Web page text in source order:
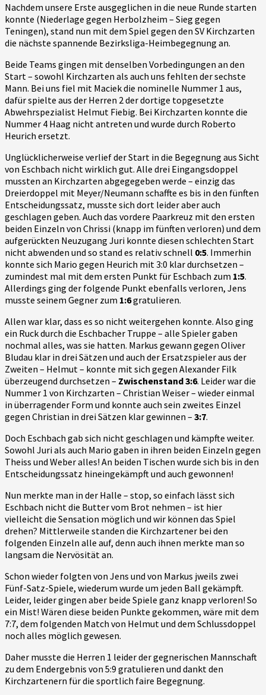
Nachdem unsere Erste ausgeglichen in die neue Runde starten
konnte (Niederlage gegen Herbolzheim – Sieg gegen
Teningen), stand nun mit dem Spiel gegen den SV Kirchzarten
die nächste spannende Bezirksliga-Heimbegegnung an.
Beide Teams gingen mit denselben Vorbedingungen an den
Start – sowohl Kirchzarten als auch uns fehlten der sechste
Mann. Bei uns fiel mit Maciek die nominelle Nummer 1 aus,
dafür spielte aus der Herren 2 der dortige topgesetzte
Abwehrspezialist Helmut Fiebig. Bei Kirchzarten konnte die
Nummer 4 Haag nicht antreten und wurde durch Roberto
Heurich ersetzt.
Unglücklicherweise verlief der Start in die Begegnung aus Sicht
von Eschbach nicht wirklich gut. Alle drei Eingangsdoppel
mussten an Kirchzarten abgegegeben werde – einzig das
Dreierdoppel mit Meyer/Neumann schaffte es bis in den fünften
Entscheidungssatz, musste sich dort leider aber auch
geschlagen geben. Auch das vordere Paarkreuz mit den ersten
beiden Einzeln von Chrissi (knapp im fünften verloren) und dem
aufgerückten Neuzugang Juri konnte diesen schlechten Start
nicht abwenden und so stand es relativ schnell 0:5. Immerhin
konnte sich Mario gegen Heurich mit 3:0 klar durchsetzen –
zumindest mal mit dem ersten Punkt für Eschbach zum 1:5.
Allerdings ging der folgende Punkt ebenfalls verloren, Jens
musste seinem Gegner zum 1:6gratulieren.
Allen war klar, dass es so nicht weitergehen konnte. Also ging
ein Ruck durch die Eschbacher Truppe – alle Spieler gaben
nochmal alles, was sie hatten. Markus gewann gegen Oliver
Bludau klar in drei Sätzen und auch der Ersatzspieler aus der
Zweiten – Helmut – konnte mit sich gegen Alexander Filk
überzeugend durchsetzen – Zwischenstand 3:6. Leider war die
Nummer 1 von Kirchzarten – Christian Weiser – wieder einmal
in überragender Form und konnte auch sein zweites Einzel
gegen Christian in drei Sätzen klar gewinnen – 3:7.
Doch Eschbach gab sich nicht geschlagen und kämpfte weiter.
Sowohl Juri als auch Mario gaben in ihren beiden Einzeln gegen
Theiss und Weber alles! An beiden Tischen wurde sich bis in den
Entscheidungssatz hineingekämpft und auch gewonnen!
Nun merkte man in der Halle – stop, so einfach lässt sich
Eschbach nicht die Butter vom Brot nehmen – ist hier
vielleicht die Sensation möglich und wir können das Spiel
drehen? Mittlerweile standen die Kirchzartener bei den
folgenden Einzeln alle auf, denn auch ihnen merkte man so
langsam die Nervösität an.
Schon wieder folgten von Jens und von Markus jweils zwei
Fünf-Satz-Spiele, wiederum wurde um jeden Ball gekämpft.
Leider, leider gingen aber beide Spiele ganz knapp verloren! So
ein Mist! Wären diese beiden Punkte gekommen, wäre mit dem
7:7, dem folgenden Match von Helmut und dem Schlussdoppel
noch alles möglich gewesen.
Daher musste die Herren 1 leider der gegnerischen Mannschaft
zu dem Endergebnis von 5:9 gratulieren und dankt den
Kirchzartenern für die sportlich faire Begegnung.